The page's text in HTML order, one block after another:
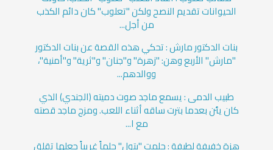
الحيوانات تقديم النصح ولكن "تعلوب" كان دائم الكذب
من أجل...
بنات الدكتور مارش : تحكي هذه القصة عن بنات الدكتور
"مارش" الأربع وهن: "زهرة" و"جنان" و"ثرية" و"أمنية"،
ووالدهم...
طبيب الدمى : يسمع ماجد صوت دميته (الجندي) الذي
كان يئن بعدما بترت ساقه أثناء اللعب. ومزج ماجد قصته
مع ا...
هزة خفيفة لطيفة : حلمت "بتول" حلماً غريباً جعلها تقلق